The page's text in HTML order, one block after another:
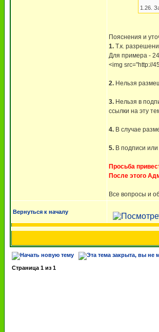
1.26.
Пояснения и
1. Т.к.
Для примера -
<img src="http://
2. Нельзя
3. Нельзя в
ссылки на эту
4. В случае
5. В подписи
Просьба
После этого
Все вопросы и
Вернуться к началу
Страница 1 из 1